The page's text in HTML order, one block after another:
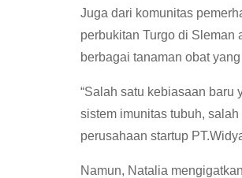
Juga dari komunitas
perbukitan Turgo di Sleman
berbagai tanaman obat
“Salah satu kebiasaan baru
sistem imunitas tubuh,
perusahaan startup
Namun, Natalia